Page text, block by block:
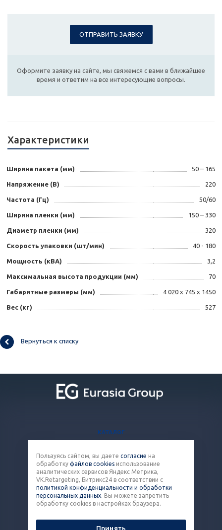
ОТПРАВИТЬ ЗАЯВКУ
Оформите заявку на сайте, мы свяжемся с вами в ближайшее
время и ответим на все интересующие вопросы.
Характеристики
Ширина пакета (мм) 50 – 165
Напряжение (В) 220
Частота (Гц) 50/60
Ширина пленки (мм) 150 – 330
Диаметр пленки (мм) 320
Скорость упаковки (шт/мин) 40 - 180
Мощность (кВА) 3,2
Максимальная высота продукции (мм) 70
Габаритные размеры (мм) 4 020 х 745 х 1450
Вес (кг) 527
Вернуться к списку
КАТАЛОГ
ВОПРОСЫ И ОТВЕТЫ
КОНТАКТЫ
8 (800) 301-43-86
pack@eq-mail.ru
Пользуясь сайтом, вы даете согласие на
обработку файлов cookies использование
аналитических сервисов Яндекс Метрика,
VK.Retargeting, Битрикс24 в соответствии с
политикой конфиденциальности и обработки
персональных данных. Вы можете запретить
обработку cookies в настройках браузера.